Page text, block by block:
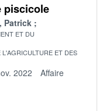
piscicole
Patrick
ET DU
ET DES
2022
Affaire